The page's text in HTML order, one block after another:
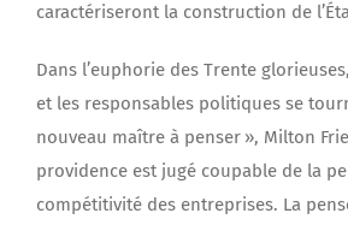
caractériseront la construction de
Dans l’euphorie des Trente
et les responsables politiques se
nouveau maître à penser », Milton
providence est jugé coupable de la
compétitivité des entreprises. La